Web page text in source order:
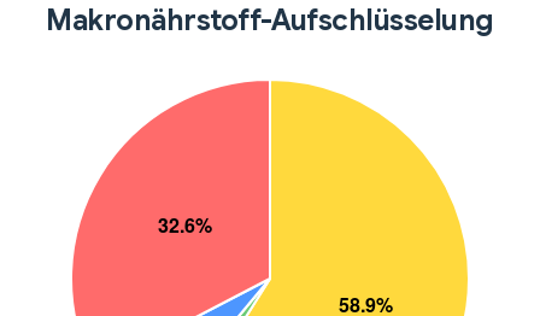
Makronährstoff-Aufschlüsselung